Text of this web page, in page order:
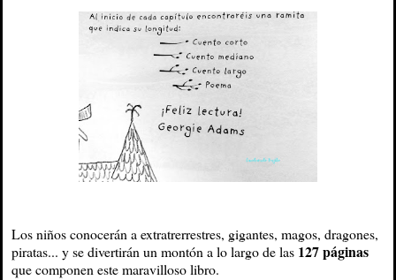
Los niños conocerán a extratrerrestres, gigantes, magos, dragones,
piratas... y se divertirán un montón a lo largo de las 127 páginas
que componen este maravilloso libro.